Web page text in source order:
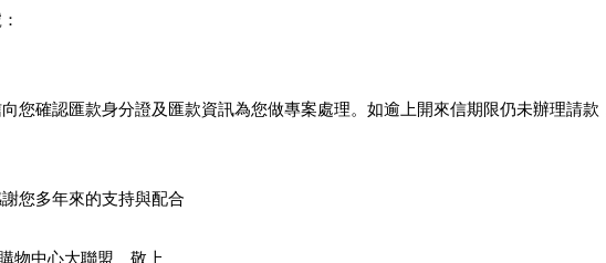
您確認匯款身分證及匯款資訊為您做專案處理。如逾上開來信期限仍未辦理請
您多年來的支持與配合
物中心大聯盟 敬上